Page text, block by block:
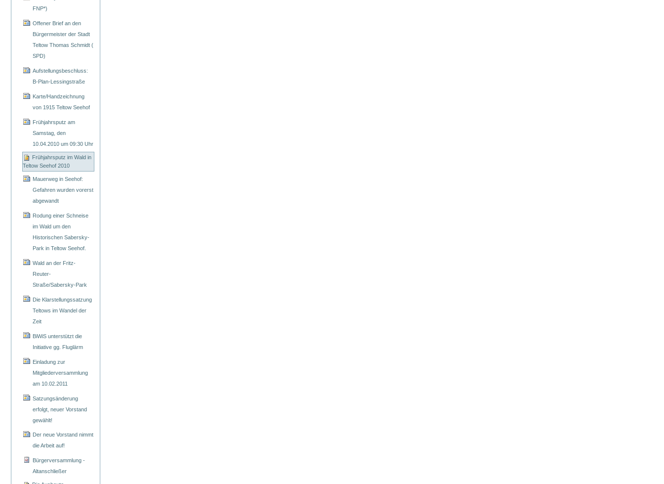
FNP*)
Offener Brief an den
Bürgermeister der Stadt
Teltow Thomas Schmidt (
SPD)
Aufstellungsbeschluss:
B-Plan-Lessingstraße
Karte/Handzeichnung
von 1915 Teltow Seehof
Frühjahrsputz am
Samstag, den
10.04.2010 um 09:30 Uhr
Frühjahrsputz im Wald in
Teltow Seehof 2010
Mauerweg in Seehof:
Gefahren wurden vorerst
abgewandt
Rodung einer Schneise
im Wald um den
Historischen Sabersky-
Park in Teltow Seehof.
Wald an der Fritz-
Reuter-
Straße/Sabersky-Park
Die Klarstellungssatzung
Teltows im Wandel der
Zeit
BiWiS unterstützt die
Initiative gg. Fluglärm
Einladung zur
Mitgliederversammlung
am 10.02.2011
Satzungsänderung
erfolgt, neuer Vorstand
gewählt!
Der neue Vorstand nimmt
die Arbeit auf!
Bürgerversammlung -
Altanschließer